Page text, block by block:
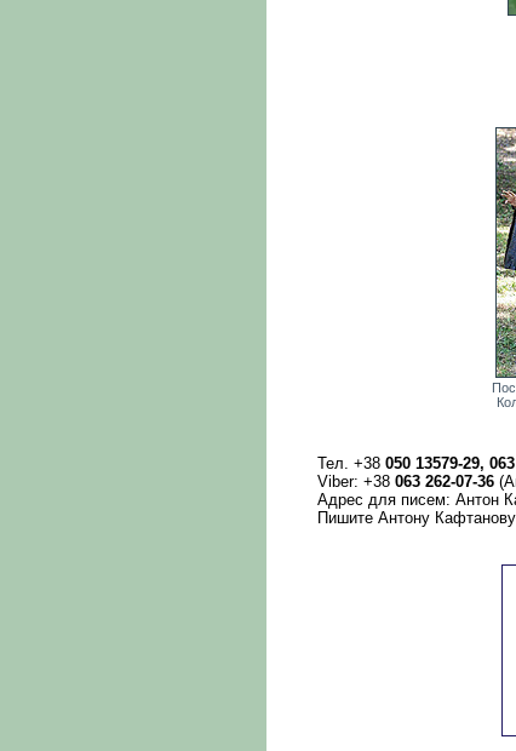
Тел. +38 050 13579-29,
Viber: +38 063 262-07-36
Адрес для писем: Антон
Пишите Антону